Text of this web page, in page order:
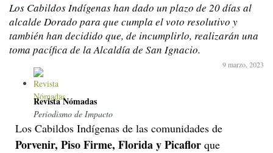
Los Cabildos Indígenas han dado un plazo de 20 días al
alcalde Dorado para que cumpla el voto resolutivo y
también han decidido que, de incumplirlo, realizarán una
toma pacífica de la Alcaldía de San Ignacio.
9 marzo, 2023
Revista Nómadas
Periodismo de Impacto
Los Cabildos Indígenas de las comunidades de
Porvenir, Piso Firme, Florida y Picaflor que